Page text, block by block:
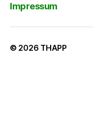
Impressum
© 2026 THAPP